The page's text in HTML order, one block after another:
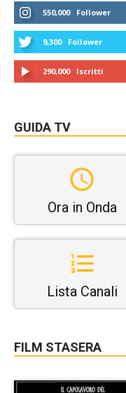
550,000 Follower
9,300 Follower
290,000 Iscritti
GUIDA TV
Ora in Onda
Lista Canali
FILM STASERA